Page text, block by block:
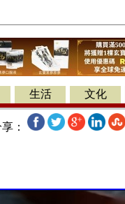
生活 文化
：